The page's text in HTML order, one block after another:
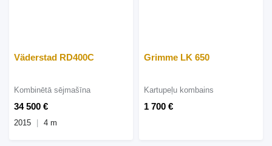
Väderstad RD400C
34 500 €
Kombinētā sējmašīna
2015 4 m
Grimme LK 650
1 700 €
Kartupeļu kombains